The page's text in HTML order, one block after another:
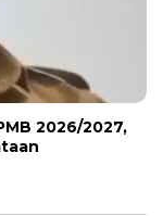
2026/2027,